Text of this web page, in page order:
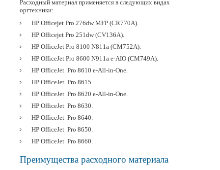
Расходный материал применяется в следующих видах
оргтехники:
HP Officejet Pro 276dw MFP (CR770A).
HP Officejet Pro 251dw (CV136A).
HP OfficeJet Pro 8100 N811a (CM752A).
HP OfficeJet Pro 8600 N911a e-AIO (CM749A).
HP OfficeJet Pro 8610 e-All-in-One.
HP OfficeJet Pro 8615.
HP OfficeJet Pro 8620 e-All-in-One.
HP OfficeJet Pro 8630.
HP OfficeJet Pro 8640.
HP OfficeJet Pro 8650.
HP OfficeJet Pro 8660.
Преимущества расходного материала